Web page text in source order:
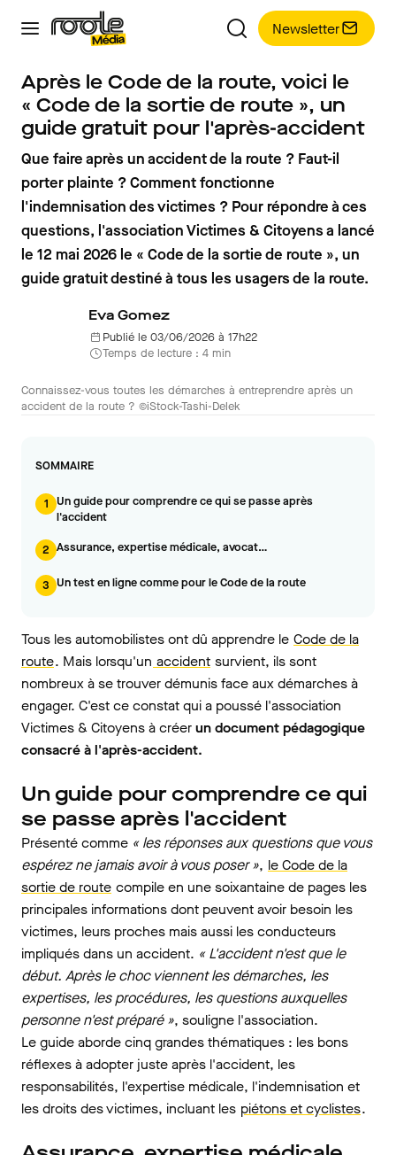
Newsletter
Après le Code de la route, voici le
« Code de la sortie de route », un
guide gratuit pour l'après-accident
Que faire après un accident de la route ? Faut-il
porter plainte ? Comment fonctionne
l'indemnisation des victimes ? Pour répondre à ces
questions, l'association Victimes & Citoyens a lancé
le 12 mai 2026 le « Code de la sortie de route », un
guide gratuit destiné à tous les usagers de la route.
Eva Gomez
Publié le 03/06/2026 à 17h22
Temps de lecture : 4 min
Connaissez-vous toutes les démarches à entreprendre après un
accident de la route ? ©iStock-Tashi-Delek
SOMMAIRE
1
Un guide pour comprendre ce qui se passe après
l'accident
2 Assurance, expertise médicale, avocat…
3 Un test en ligne comme pour le Code de la route
Tous les automobilistes ont dû apprendre le Code de la
route. Mais lorsqu'un accident survient, ils sont
nombreux à se trouver démunis face aux démarches à
engager. C'est ce constat qui a poussé l'association
Victimes & Citoyens à créerun document pédagogique
consacré à l'après-accident.
Un guide pour comprendre ce qui
se passe après l'accident
Présenté comme « les réponses aux questions que vous
espérez ne jamais avoir à vous poser », le Code de la
sortie de route compile en une soixantaine de pages les
principales informations dont peuvent avoir besoin les
victimes, leurs proches mais aussi les conducteurs
impliqués dans un accident. « L'accident n'est que le
début. Après le choc viennent les démarches, les
expertises, les procédures, les questions auxquelles
personne n'est préparé », souligne l'association.
Le guide aborde cinq grandes thématiques : les bons
réflexes à adopter juste après l'accident, les
responsabilités, l'expertise médicale, l'indemnisation et
les droits des victimes, incluant les piétons et cyclistes.